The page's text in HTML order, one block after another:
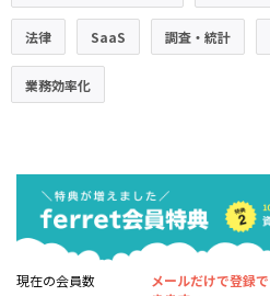
法律 SaaS 調査・統計
業務効率化
現在の会員数
メールだけで登録で